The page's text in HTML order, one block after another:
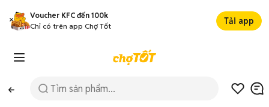
Voucher KFC đến 100k
Chỉ có trên app Chợ Tốt
Tải app